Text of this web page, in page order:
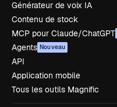
Générateur de voix IA
Contenu de stock
MCP pour Claude/ChatGPT
Agents Nouveau
API
Application mobile
Tous les outils Magnific